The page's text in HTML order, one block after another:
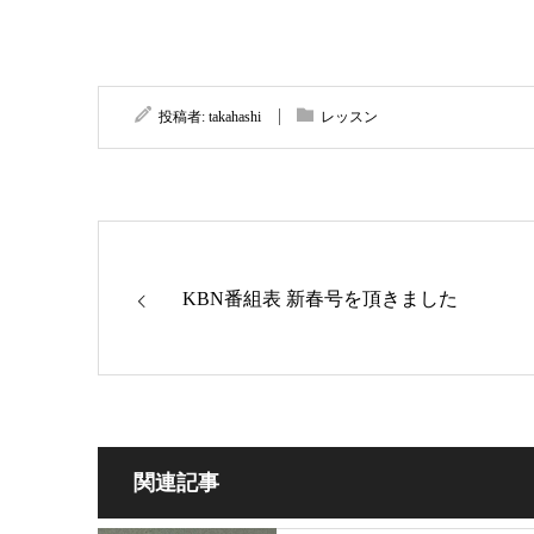
投稿者: takahashi レッスン
KBN番組表 新春号を頂きました
関連記事